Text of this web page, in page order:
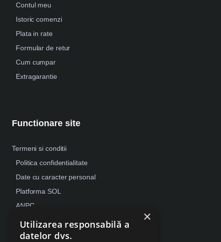
Contul meu
Istoric comenzi
Plata in rate
Formular de retur
Cum cumpar
Extragarantie
Functionare site
Termeni si conditii
Politica confidentialitate
Date cu caracter personal
Platforma SOL
ANPC
Despre Cookies
Retragere din contract
×
Utilizarea responsabilă a
datelor dvs.